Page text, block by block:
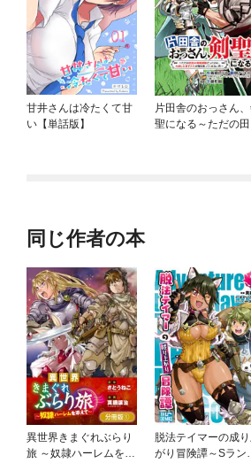
甘井さんは冷たくて甘
い【単話版】
片田舎のおっさん、
聖になる～ただの
同じ作者の本
異世界きまぐれぶらり
旅 ～奴隷ハーレムを添
脱法テイマーの成
がり冒険譚～Sランク